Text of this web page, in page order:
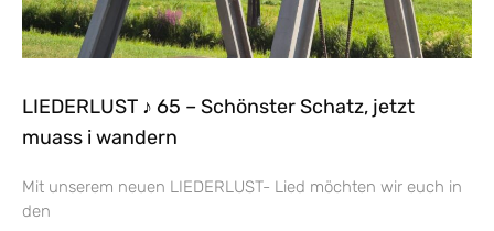
LIEDERLUST ♪ 65 – Schönster Schatz, jetzt
muass i wandern
Mit unserem neuen LIEDERLUST- Lied möchten wir euch in
den